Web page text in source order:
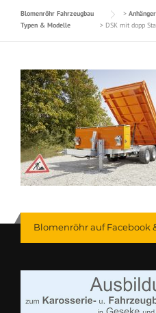
Blomenröhr Fahrzeugbau > Anhänger
Typen & Modelle
> DSK mit dopp
Blomenröhr auf Facebook